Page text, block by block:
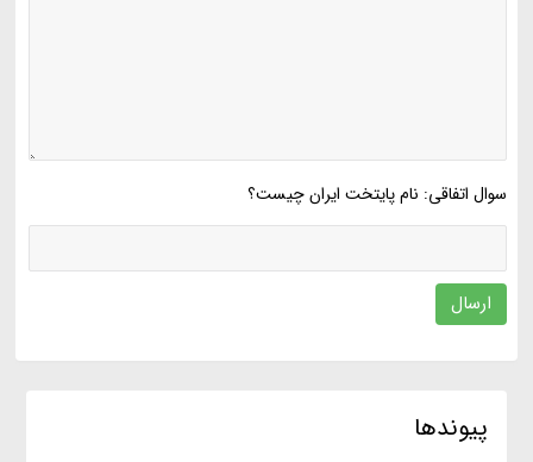
سوال اتفاقی: نام پایتخت ایران چیست؟
ارسال
پیوندها